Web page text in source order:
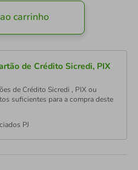
carrinho
de Crédito Sicredi, PIX
de Crédito Sicredi , PIX ou
suficientes para a compra deste
PJ